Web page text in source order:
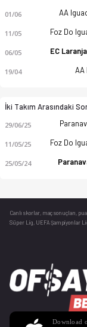
01/06 AA
11/05
06/05
19/04 AA
İki Takım Arasındaki
29/06/25
11/05/25
25/05/24
Canlı skorlar , maç sonuçları,
Süper Lig, UEFA Şampiyonlar